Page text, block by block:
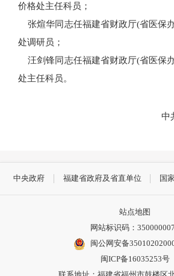
价格处主任科员；
张煊华同志任福建省财政厅(省医保
处调研员；
汪剑锋同志任福建省财政厅(省医保
处主任科员。
中
中央政府 福建省政府及省直单位 国
站点地图
网站标识码：
闽公网安备
闽ICP备16035253号